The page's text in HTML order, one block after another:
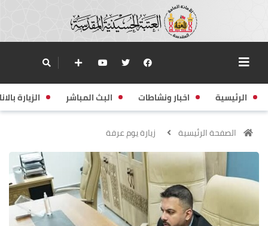
الرئيسية اخبار ونشاطات البث المباشر الزيارة
الصفحة الرئيسية زيارة يوم عرفة